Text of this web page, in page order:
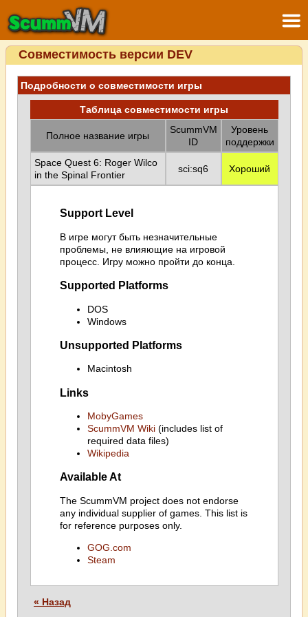
Совместимость версии DEV
Подробности о совместимости игры
Таблица совместимости игры
Полное название игры
ScummVM
ID
Уровень
поддержки
Space Quest 6: Roger Wilco
in the Spinal Frontier
sci:sq6 Хороший
Support Level
В игре могут быть незначительные
проблемы, не влияющие на игровой
процесс. Игру можно пройти до конца.
Supported Platforms
DOS
Windows
Unsupported Platforms
Macintosh
Links
MobyGames
ScummVM Wiki(includes list of
required data files)
Wikipedia
Available At
The ScummVM project does not endorse
any individual supplier of games. This list is
for reference purposes only.
GOG.com
Steam
« Назад